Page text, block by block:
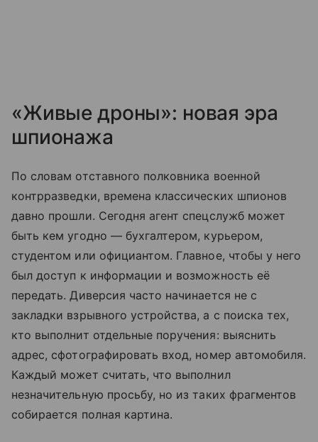
«Живые дроны»: новая эра
шпионажа
По словам отставного полковника военной
контрразведки, времена классических шпионов
давно прошли. Сегодня агент спецслужб может
быть кем угодно — бухгалтером, курьером,
студентом или официантом. Главное, чтобы у него
был доступ к информации и возможность её
передать. Диверсия часто начинается не с
закладки взрывного устройства, а с поиска тех,
кто выполнит отдельные поручения: выяснить
адрес, сфотографировать вход, номер автомобиля.
Каждый может считать, что выполнил
незначительную просьбу, но из таких фрагментов
собирается полная картина.